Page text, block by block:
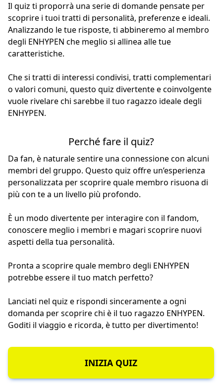
Il quiz ti proporrà una serie di domande pensate per
scoprire i tuoi tratti di personalità, preferenze e ideali.
Analizzando le tue risposte, ti abbineremo al membro
degli ENHYPEN che meglio si allinea alle tue
caratteristiche.
Che si tratti di interessi condivisi, tratti complementari
o valori comuni, questo quiz divertente e coinvolgente
vuole rivelare chi sarebbe il tuo ragazzo ideale degli
ENHYPEN.
Perché fare il quiz?
Da fan, è naturale sentire una connessione con alcuni
membri del gruppo. Questo quiz offre un’esperienza
personalizzata per scoprire quale membro risuona di
più con te a un livello più profondo.
È un modo divertente per interagire con il fandom,
conoscere meglio i membri e magari scoprire nuovi
aspetti della tua personalità.
Pronta a scoprire quale membro degli ENHYPEN
potrebbe essere il tuo match perfetto?
Lanciati nel quiz e rispondi sinceramente a ogni
domanda per scoprire chi è il tuo ragazzo ENHYPEN.
Goditi il viaggio e ricorda, è tutto per divertimento!
INIZIA QUIZ